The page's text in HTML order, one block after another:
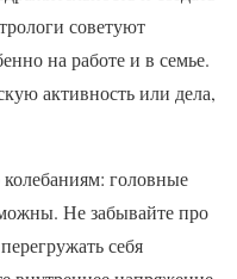
советуют
на работе и в семье.
активность или дела,
головные
Не забывайте про
себя